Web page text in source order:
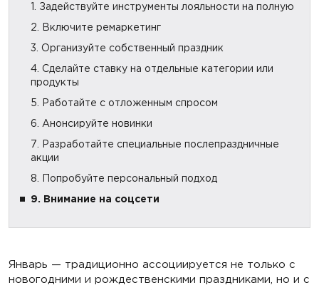
1. Задействуйте инструменты лояльности на полную
2. Включите ремаркетинг
3. Организуйте собственный праздник
4. Сделайте ставку на отдельные категории или
продукты
5. Работайте с отложенным спросом
6. Анонсируйте новинки
7. Разработайте специальные послепраздничные
акции
8. Попробуйте персональный подход
9. Внимание на соцсети
Январь — традиционно ассоциируется не только с
новогодними и рождественскими праздниками, но и с